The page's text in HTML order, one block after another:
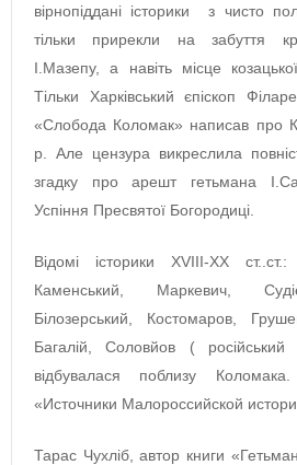
вірнопіддані історики з чисто
тільки прирекли на забуття
І.Мазепу, а навіть місце
Тільки Харківський єпіскоп
«Слобода Коломак» написав про
р. Але цензура викреслила
згадку про арешт гетьмана
Успіння Пресвятої Богородиці.
Відомі історики XVIII-XX
Каменський, Маркевич,
Білозерський, Костомаров,
Багалій, Соловйов (
відбувалася поблизу
«Источники Малороссийской
Тарас Чухліб, автор книги